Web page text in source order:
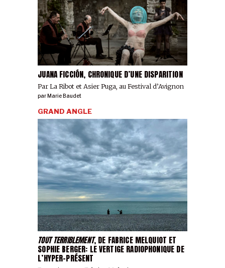
JUANA FICCIÓN, CHRONIQUE D’UNE DISPARITION
Par La Ribot et Asier Puga, au Festival d’Avignon
par Marie Baudet
TOUT TERRIBLEMENT, DE FABRICE MELQUIOT ET
SOPHIE BERGER: LE VERTIGE RADIOPHONIQUE DE
L’HYPER-PRÉSENT
GRAND ANGLE